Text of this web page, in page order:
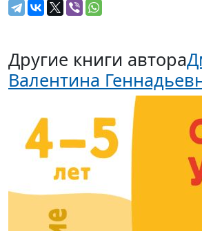
Другие книги автора
Валентина